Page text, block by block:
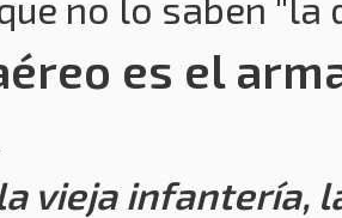
es el
vieja infantería,